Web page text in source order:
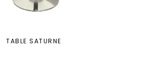
TABLE SATURNE